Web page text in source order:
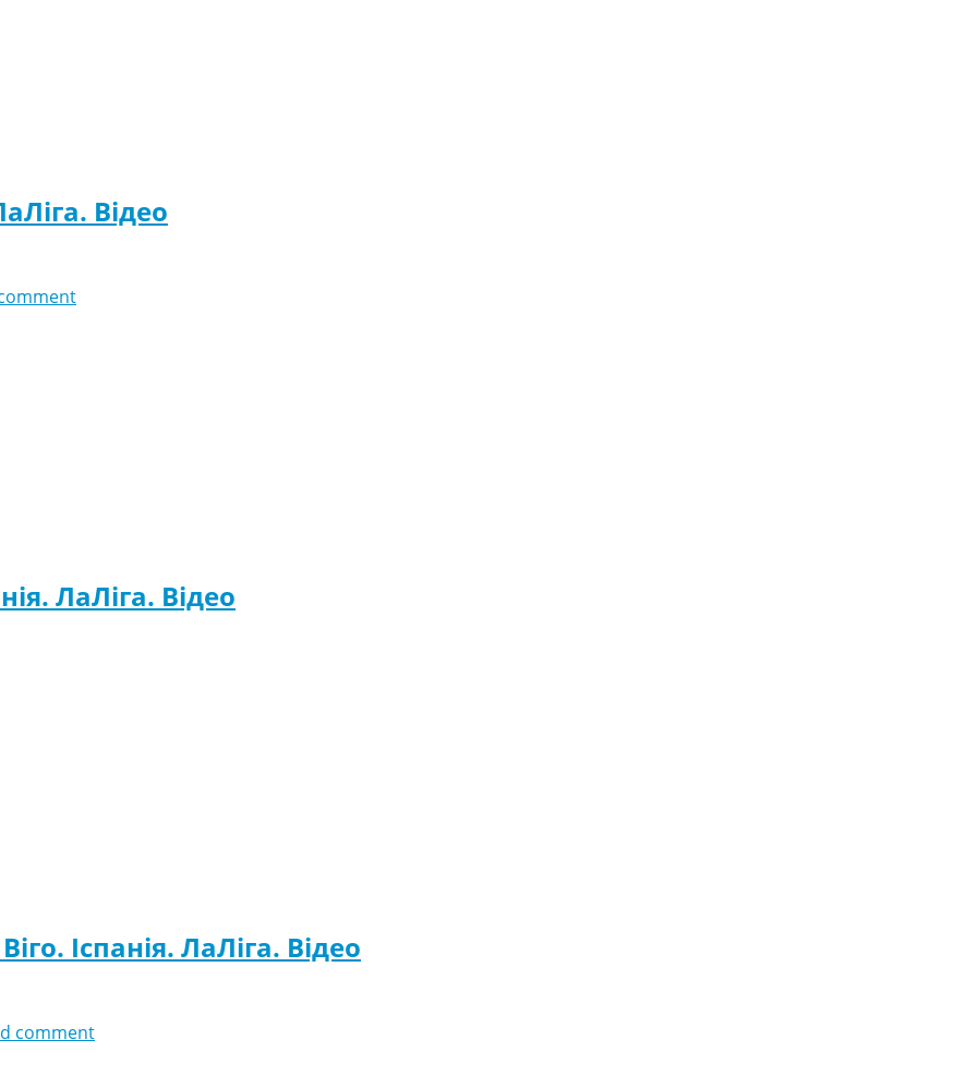
Відео
ЛаЛіга. Відео
Іспанія. ЛаЛіга. Відео
comment